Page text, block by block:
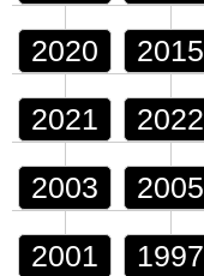
2020 2015
2021 2022
2003 2005
2001 1997